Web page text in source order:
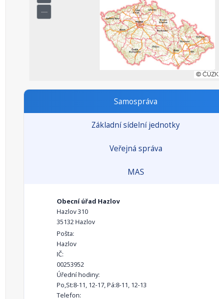
Samospráva
Základní sídelní jednotky
Veřejná správa
MAS
Obecní úřad Hazlov
Hazlov 310
35132 Hazlov
Pošta:
Hazlov
IČ:
00253952
Úřední hodiny:
Po,St:8-11, 12-17, Pá:8-11, 12-13
Telefon: